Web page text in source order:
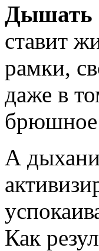
Дышать
ставит
рамки,
даже в
брюшное
А
Как